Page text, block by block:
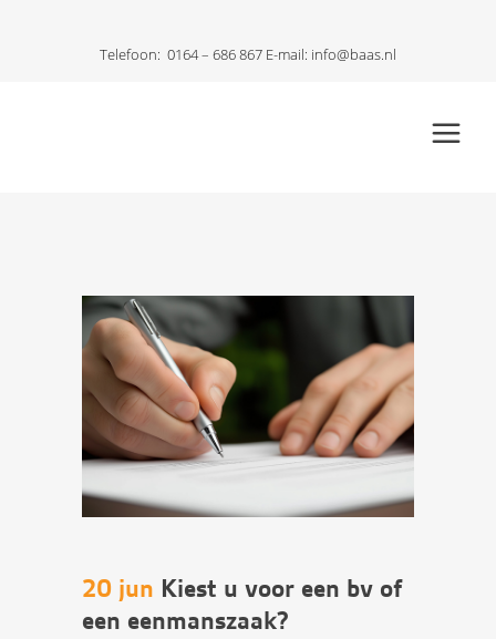
Telefoon: 0164 – 686 867 E-mail: info@baas.nl
20 jun Kiest u voor een bv of
een eenmanszaak?